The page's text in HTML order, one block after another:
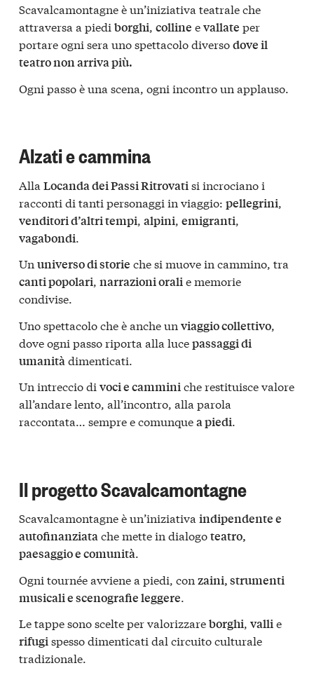
Scavalcamontagne è un’iniziativa teatrale che
attraversa a piedi borghi, colline evallate per
portare ogni sera uno spettacolo diversodove il
teatro non arriva più.
Ogni passo è una scena, ogni incontro un applauso.
Alzati e cammina
Alla Locanda dei Passi Ritrovati si incrociano i
racconti di tanti personaggi in viaggio: pellegrini
venditori d’altri tempi alpini emigranti
vagabondi
Un universo di storie che si muove in cammino, tra
canti popolari, narrazioni oralie memorie
condivise.
Uno spettacolo che è anche un viaggio collettivo,
dove ogni passo riporta alla lucepassaggi di
umanitàdimenticati.
Un intreccio di voci e camminiche restituisce valore
all’andare lento, all’incontro, alla parola
raccontata… sempre e comunquea piedi.
Il progetto Scavalcamontagne
Scavalcamontagne è un’iniziativa indipendente e
autofinanziatache mette in dialogoteatro,
paesaggio e comunità.
Ogni tournée avviene a piedi, con zaini, strumenti
musicali e scenografie leggere.
Le tappe sono scelte per valorizzareborghi, vallie
rifugispesso dimenticati dal circuito culturale
tradizionale.